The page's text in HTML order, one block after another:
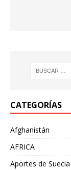
CATEGORÍAS
Afghanistán
AFRICA
Aportes de Suecia